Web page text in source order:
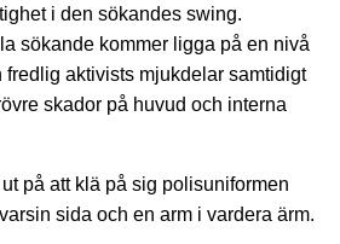
i den sökandes swing.
sökande kommer ligga på en nivå
fredlig aktivists mjukdelar samtidigt
skador på huvud och interna
på att klä på sig polisuniformen
sida och en arm i vardera ärm.